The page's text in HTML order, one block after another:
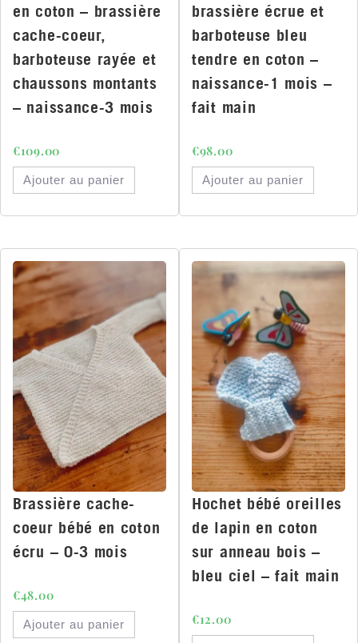
en coton – brassière
cache-coeur,
barboteuse rayée et
chaussons montants
– naissance-3 mois
€109.00
Ajouter au panier
brassière écrue et
barboteuse bleu
tendre en coton –
naissance-1 mois –
fait main
€98.00
Ajouter au panier
Brassière cache-
coeur bébé en coton
écru – 0-3 mois
€48.00
Ajouter au panier
Hochet bébé oreilles
de lapin en coton
sur anneau bois –
bleu ciel – fait main
€12.00